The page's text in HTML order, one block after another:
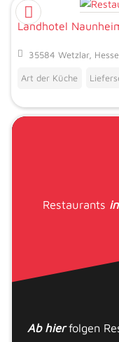
Landhotel
35584 Wetzlar,
Art der Küche
Restaurants in
Ab hierfolgen